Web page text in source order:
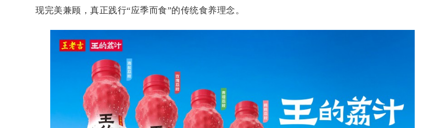
现完美兼顾，真正践行“应季而食”的传统食养理念。